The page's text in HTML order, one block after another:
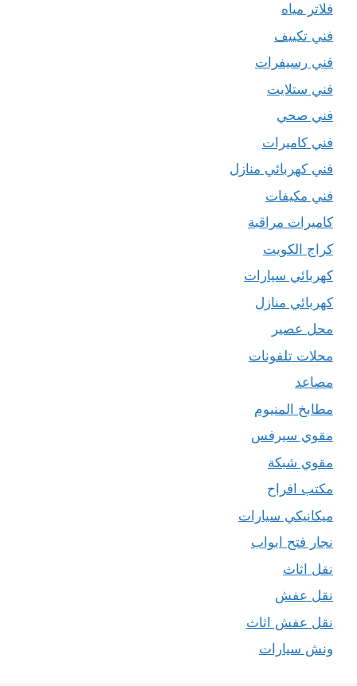
فلاتر مياه
فني تكييف
فني رسيفرات
فني ستلايت
فني صحي
فني كاميرات
فني كهربائي منازل
فني مكيفات
كاميرات مراقبة
كراج الكويت
كهربائي سيارات
كهربائي منازل
محل عصير
محلات تلفونات
مصاعد
مطابخ المنيوم
مقوي سيرفس
مقوي شبكة
مكتب افراح
ميكانيكي سيارات
نجار فتح ابواب
نقل اثاث
نقل عفش
نقل عفش اثاث
ونش سيارات